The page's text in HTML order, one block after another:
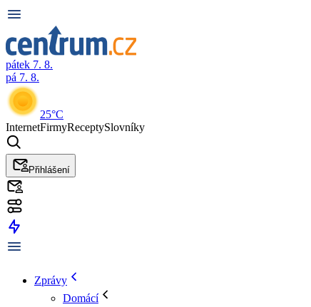
pátek 7. 8.
pá 7. 8.
25°C
InternetFirmyReceptySlovníky
Přihlášení
Zprávy
Domácí